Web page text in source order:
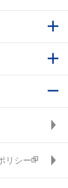
リシー